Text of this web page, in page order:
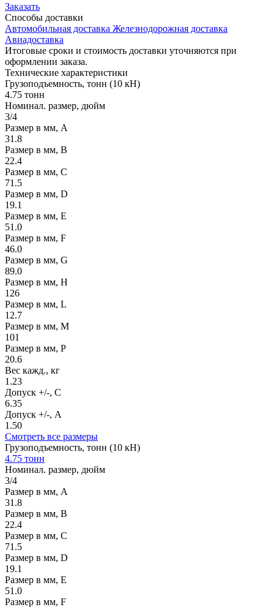
Заказать
Способы доставки
Автомобильная доставка Железнодорожная доставка
Авиадоставка
Итоговые сроки и стоимость доставки уточняются при
оформлении заказа.
Технические характеристики
Грузоподъемность, тонн (10 кН)
4.75 тонн
Номинал. размер, дюйм
3/4
Размер в мм, А
31.8
Размер в мм, В
22.4
Размер в мм, С
71.5
Размер в мм, D
19.1
Размер в мм, E
51.0
Размер в мм, F
46.0
Размер в мм, G
89.0
Размер в мм, H
126
Размер в мм, L
12.7
Размер в мм, M
101
Размер в мм, P
20.6
Вес кажд., кг
1.23
Допуск +/-, C
6.35
Допуск +/-, A
1.50
Смотреть все размеры
Грузоподъемность, тонн (10 кН)
4.75 тонн
Номинал. размер, дюйм
3/4
Размер в мм, А
31.8
Размер в мм, В
22.4
Размер в мм, С
71.5
Размер в мм, D
19.1
Размер в мм, E
51.0
Размер в мм, F